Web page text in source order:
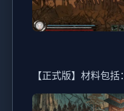
【正式版】材料包括：